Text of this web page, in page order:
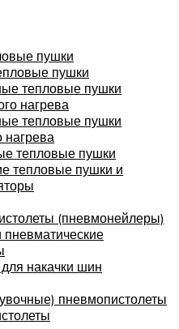
пушки
пушки
тепловые пушки
нагрева
тепловые пушки
нагрева
тепловые пушки
тепловые пушки и
(пневмонейлеры)
накачки шин
пневмопистолеты